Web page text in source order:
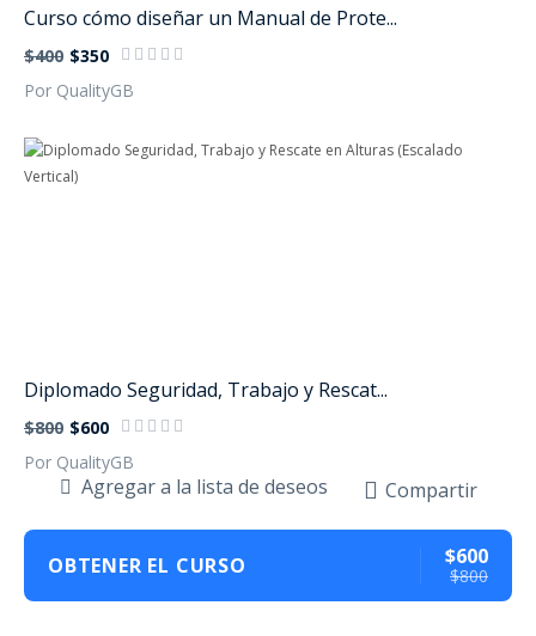
Curso cómo diseñar un Manual de Prote...
$400 $350
Por QualityGB
Diplomado Seguridad, Trabajo y Rescat...
$800 $600
Por QualityGB
Agregar a la lista de deseos Compartir
OBTENER EL CURSO $600
$800